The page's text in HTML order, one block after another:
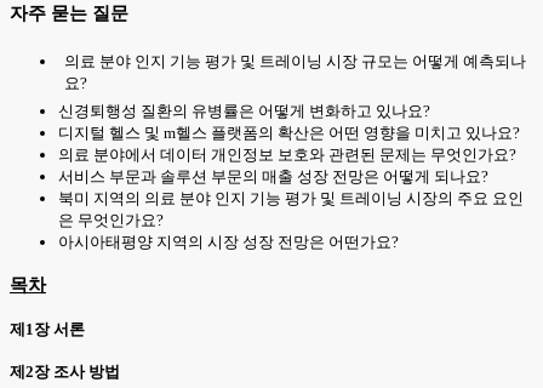
자주 묻는 질문
의료 분야 인지 기능 평가 및 트레이닝 시장 규모는 어떻게 예측되나
요?
신경퇴행성 질환의 유병률은 어떻게 변화하고 있나요?
디지털 헬스 및 m헬스 플랫폼의 확산은 어떤 영향을 미치고 있나요?
의료 분야에서 데이터 개인정보 보호와 관련된 문제는 무엇인가요?
서비스 부문과 솔루션 부문의 매출 성장 전망은 어떻게 되나요?
북미 지역의 의료 분야 인지 기능 평가 및 트레이닝 시장의 주요 요인
은 무엇인가요?
아시아태평양 지역의 시장 성장 전망은 어떤가요?
목차
제1장 서론
제2장 조사 방법